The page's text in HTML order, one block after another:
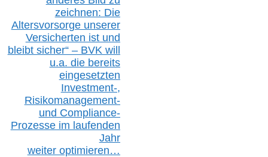
zeichnen: Die
Altersvorsorge unserer
Versicherten ist und
bleibt sicher“ – BVK will
u.a. die bereits
eingesetzten
Investment-,
Risikomanagement-
und Compliance-
Prozesse im laufenden
Jahr
weiter optimieren…